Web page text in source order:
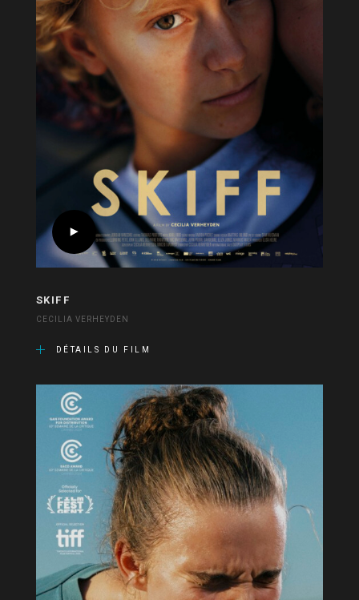
SKIFF
CECILIA VERHEYDEN
DÉTAILS DU FILM